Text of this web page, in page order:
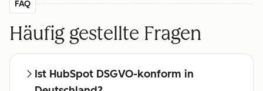
FAQ
Häufig gestellte Fragen
Ist HubSpot DSGVO-konform in